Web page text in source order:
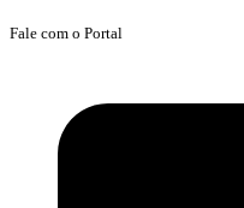
Fale com o Portal